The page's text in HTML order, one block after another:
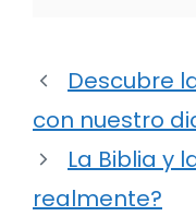
Descubre
con nuestro
La Biblia y
realmente?